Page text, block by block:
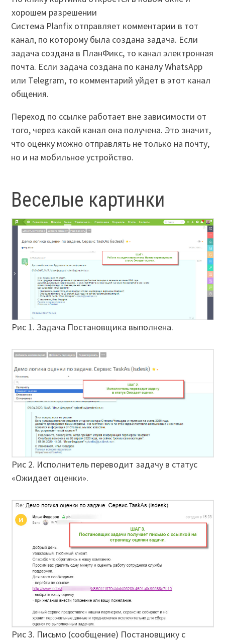
хорошем разрешении
Система Planfix отправляет комментарии в тот
канал, по которому была создана задача. Если
задача создана в ПланФикс, то канал электронная
почта. Если задача создана по каналу WhatsApp
или Telegram, то комментарий уйдет в этот канал
общения.
Переход по ссылке работает вне зависимости от
того, через какой канал она получена. Это значит,
что оценку можно отправлять не только на почту,
но и на мобильное устройство.
Веселые картинки
Рис 1. Задача Постановщика выполнена.
Рис 2. Исполнитель переводит задачу в статус
«Ожидает оценки».
Рис 3. Письмо (сообщение) Постановщику с